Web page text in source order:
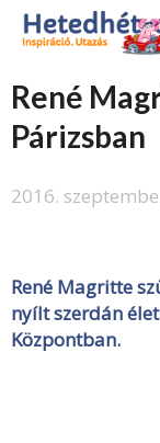
René
Párizsban
2016.
René Magritte
nyílt szerdán
Központban.